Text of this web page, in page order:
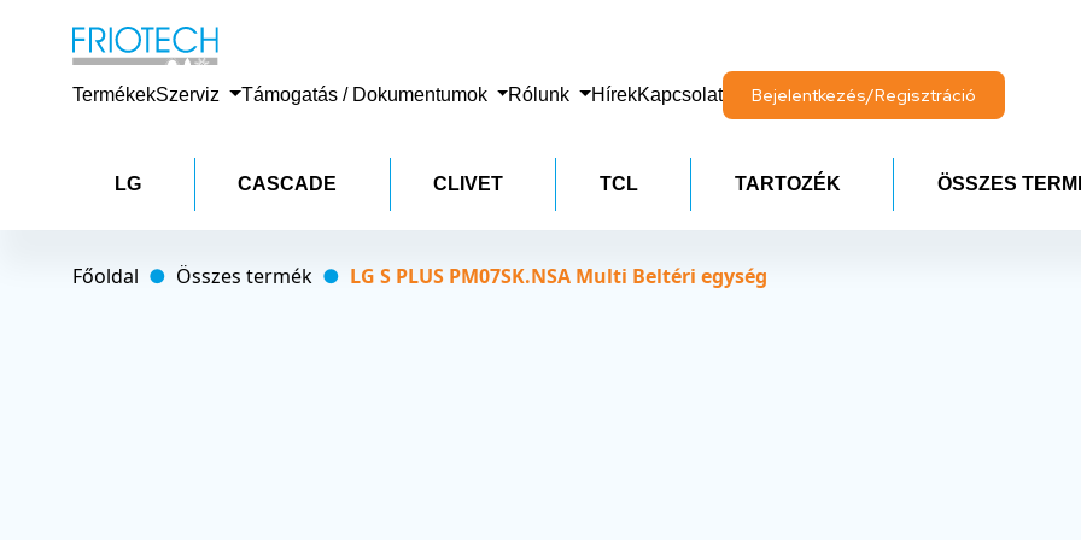
TermékekSzerviz Támogatás / Dokumentumok Rólunk HírekKapcsolat Bejelentkezés/Regisztráció
LG CASCADE CLIVET TCL TARTOZÉK ÖSSZES
Főoldal Összes termék LG S PLUS PM07SK.NSA Multi Beltéri egység